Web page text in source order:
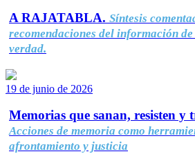
A RAJATABLA. Síntesis
recomendaciones del información
verdad.
19 de junio de 2026
Memorias que sanan, resisten y
Acciones de memoria como
afrontamiento y justicia